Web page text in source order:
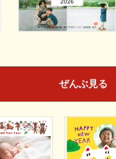
ぜんぶ見る